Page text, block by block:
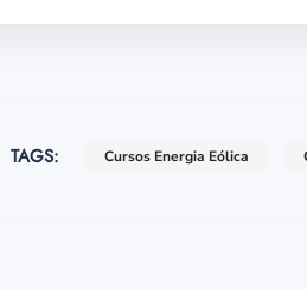
TAGS: Cursos Energia Eólica